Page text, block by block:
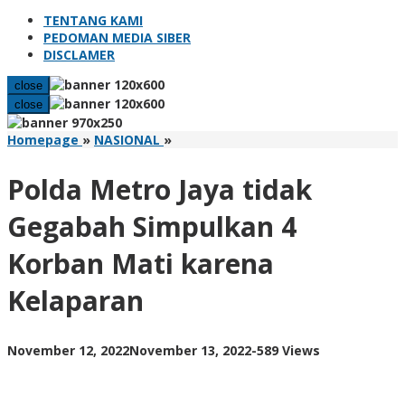
TENTANG KAMI
PEDOMAN MEDIA SIBER
DISCLAMER
close
close
Homepage » NASIONAL »Polda
tidak
Gegabah
Simpulkan
4
Korban
Mati
Polda Metro Jaya tidak
Gegabah Simpulkan 4
Korban Mati karena
Kelaparan
November 12, 2022November 13, 2022by
-589 Views